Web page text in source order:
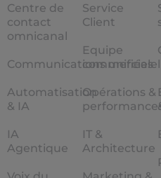
Centre de
contact
omnicanal
Communications unifiées
Automatisation
& IA
IA
Agentique
Service
Client
Equipe
commerciale
Opérations &
IT &
Architecture